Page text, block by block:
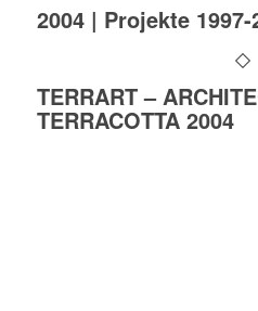
2004 | Projekte 1997-
TERRART –
TERRACOTTA 2004